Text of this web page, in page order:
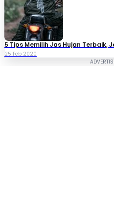
5 Tips Memilih Jas Hujan Terbaik,
25 Feb 2020